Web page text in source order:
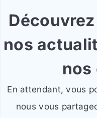
nos
nos
En attendant, vous
nous vous